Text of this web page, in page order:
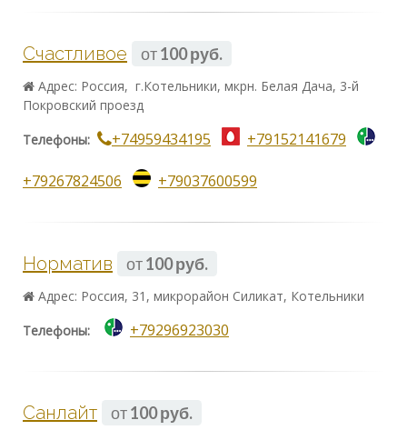
Счастливое от100 руб.
Адрес: Россия, г.Котельники, мкрн. Белая Дача, 3-й
Покровский проезд
Телефоны: +74959434195 +79152141679
+79267824506 +79037600599
Норматив от100 руб.
Адрес: Россия, 31, микрорайон Силикат, Котельники
Телефоны: +79296923030
Санлайт от100 руб.